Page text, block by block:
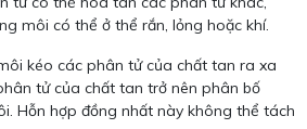
môi có thể ở thể rắn, lỏng hoặc khí.
kéo các phân tử của chất tan ra xa
tử của chất tan trở nên phân bố
Hỗn hợp đồng nhất này không thể tách